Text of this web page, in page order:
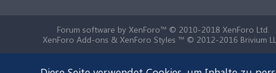
Forum software by XenForo™ © 2010-2018 XenForo Ltd.
XenForo Add-ons & XenForo Styles ™ © 2012-2016 Brivium